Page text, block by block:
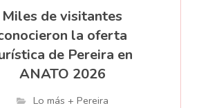
Miles de visitantes
la oferta
de Pereira en
ANATO 2026
Lo más + Pereira